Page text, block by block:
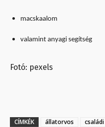
macskaalom
valamint anyagi segítség
Fotó: pexels
CÍMKÉK állatorvos